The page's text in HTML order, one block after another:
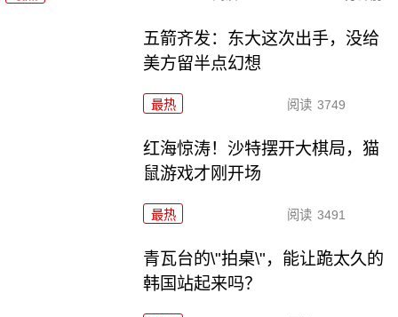
五箭齐发：东大这次出手，没给
美方留半点幻想
最热 阅读 3749
红海惊涛！沙特摆开大棋局，猫
鼠游戏才刚开场
最热 阅读 3491
青瓦台的\"拍桌\"，能让跪太久的
韩国站起来吗？